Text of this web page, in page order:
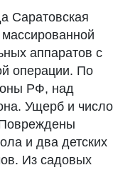
Саратовская
аппаратов с
операции. По
РФ, над
Ущерб и число
и два детских
Из садовых